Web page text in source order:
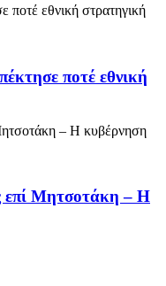
ποτέ εθνική
επί Μητσοτάκη – Η